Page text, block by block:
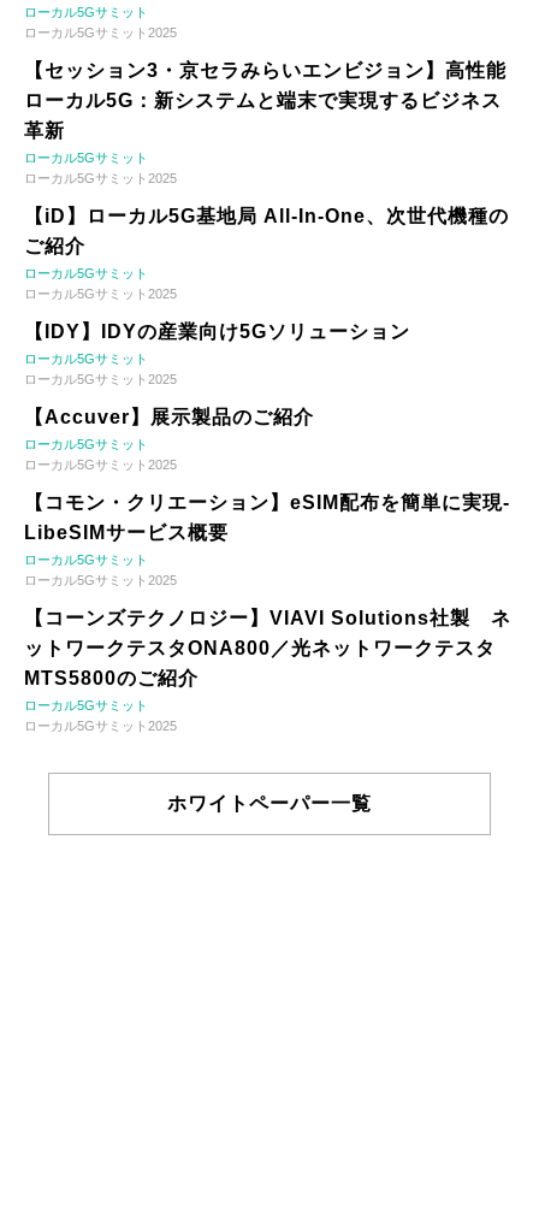
ローカル5Gサミット
ローカル5Gサミット2025
【セッション3・京セラみらいエンビジョン】高性能
ローカル5G：新システムと端末で実現するビジネス
革新
ローカル5Gサミット
ローカル5Gサミット2025
【iD】ローカル5G基地局 All-In-One、次世代機種の
ご紹介
ローカル5Gサミット
ローカル5Gサミット2025
【IDY】IDYの産業向け5Gソリューション
ローカル5Gサミット
ローカル5Gサミット2025
【Accuver】展示製品のご紹介
ローカル5Gサミット
ローカル5Gサミット2025
【コモン・クリエーション】eSIM配布を簡単に実現-
LibeSIMサービス概要
ローカル5Gサミット
ローカル5Gサミット2025
【コーンズテクノロジー】VIAVI Solutions社製 ネ
ットワークテスタONA800／光ネットワークテスタ
MTS5800のご紹介
ローカル5Gサミット
ローカル5Gサミット2025
ホワイトペーパー一覧